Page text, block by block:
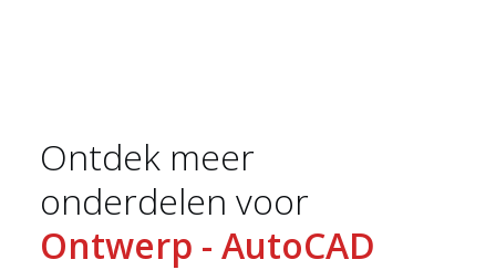
Ontdek meer
onderdelen voor
Ontwerp - AutoCAD